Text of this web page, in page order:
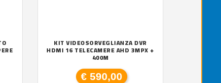
KIT VIDEOSORVEGLIANZA DVR
HDMI 16 TELECAMERE AHD 3MPX +
400M
€ 590,00